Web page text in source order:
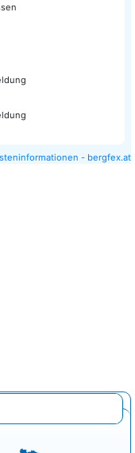
- bergfex.at